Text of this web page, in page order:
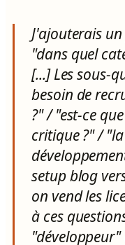
J'ajouterais
"dans quel
[...] Les sous-
besoin de
?" / "est-ce
critique ?" /
setup blog
on vend les
à ces